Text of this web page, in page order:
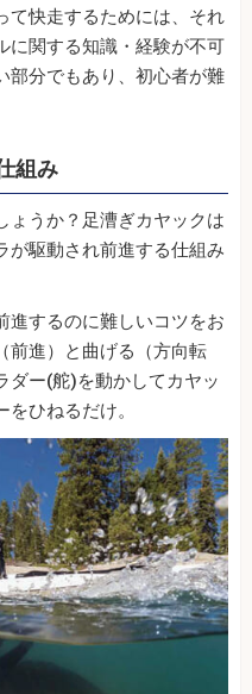
て快走するためには、それ
に関する知識・経験が不可
部分でもあり、初心者が難
組み
ょうか？足漕ぎカヤックは
が駆動され前進する仕組み
進するのに難しいコツをお
前進）と曲げる（方向転
ダー(舵)を動かしてカヤッ
ひねるだけ。